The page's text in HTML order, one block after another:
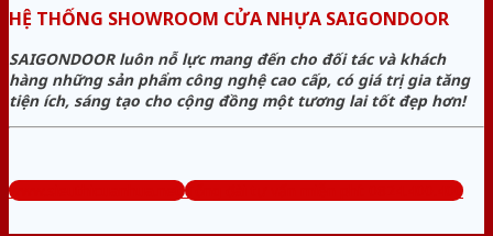
HỆ THỐNG SHOWROOM CỬA NHỰA SAIGONDOOR
SAIGONDOOR luôn nỗ lực mang đến cho đối tác và khách
hàng những sản phẩm công nghệ cao cấp, có giá trị gia tăng
tiện ích, sáng tạo cho cộng đồng một tương lai tốt đẹp hơn!
www.sieuthicuanhua.net Tổng đài tư vấn miễn phí: 0824.400.400